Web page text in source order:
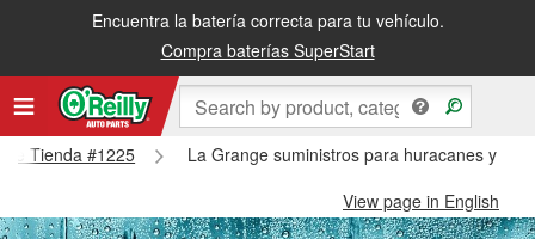
Encuentra la batería correcta para tu vehículo.
Compra baterías SuperStart
Tienda #1225
La Grange suministros para huracanes y
View page in English